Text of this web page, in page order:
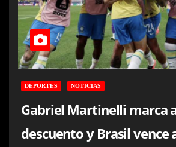
DEPORTES NOTICIAS
Gabriel Martinelli marca
descuento y Brasil vence